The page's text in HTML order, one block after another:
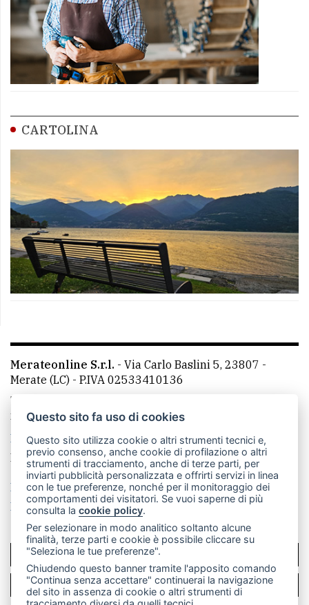
CARTOLINA
Merateonline S.r.l. - Via Carlo Baslini 5, 23807 -
Merate (LC) - P.IVA 02533410136
Telefono:
mail: redazione@leccoonline.com
La redazione
MerateOnline CasateOnline
RSS
Made by VIP
Privacy policy
Cookie policy
Rivedi le tue scelte sui cookie
SCRIVICI
PER LA TUA PUBBLICITÀ
Questo sito fa uso di cookies
Questo sito utilizza cookie o altri strumenti tecnici e,
previo consenso, anche cookie di profilazione o altri
strumenti di tracciamento, anche di terze parti, per
inviarti pubblicità personalizzata e offrirti servizi in linea
con le tue preferenze, nonché per il monitoraggio dei
comportamenti dei visitatori. Se vuoi saperne di più
consulta lacookie policy.
Per selezionare in modo analitico soltanto alcune
finalità, terze parti e cookie è possibile cliccare su
"Seleziona le tue preferenze".
Chiudendo questo banner tramite l'apposito comando
"Continua senza accettare" continuerai la navigazione
del sito in assenza di cookie o altri strumenti di